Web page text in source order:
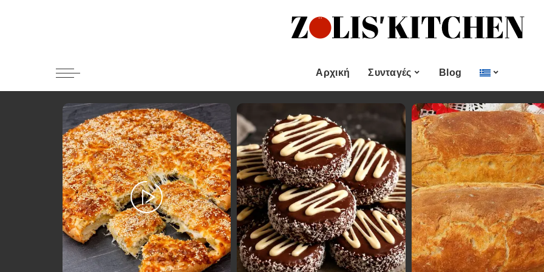
Αρχική Συνταγές
Κατηγορίες
Ορεκτικα & μεζεδες
Ψωμι
Κουλούρια και
Μπισκότα
Γλυκό και Επιδόρπιο
Ποτά και Χυμοί
Ψάρι και Θαλασσινά
Σάλτσες και Αλοιφές
Εποχιακές Συνταγές
Χριστουγεννιάτικες
Συνταγές
Πασχαλινές Συνταγές
Νηστίσιμες Συνταγές
Συνταγές για Αγίου
Βαλεντίνου
Blog
Γλυκό και Επιδόρπιο
Ποτά και Χυμοί
Ψάρι και Θαλασσινά
Σάλτσες και Αλοιφές
Κυρίως πιάτο
Κρέας
Ζυμαρικά
Πίτες και Ζύμες
Σαλάτες
Σνακ
Εποχιακές Συνταγές
Συνταγές για Αγίου
Βαλεντίνου